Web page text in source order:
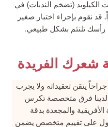
الكيلويد (تضخم الندبات) في
نقوم بإجراء اختبار صغير
رأسك تلتئم بشكل طبيعي.
شعرك الفريدة
يتقن تعقيداته ولا يجرب
لدينا فرق متخصصة تكرس
والمجعدة بدقة
على تقييم متخصص يضمن